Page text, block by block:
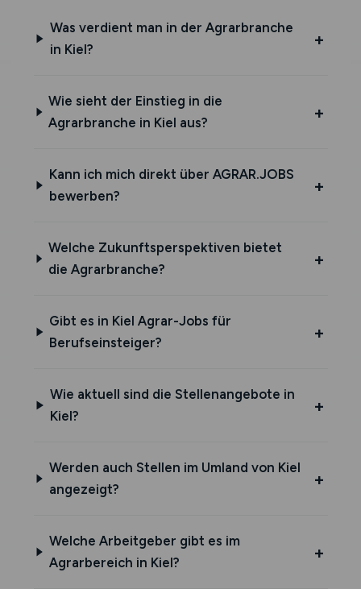
Was verdient man in der Agrarbranche
in Kiel?
Wie sieht der Einstieg in die
Agrarbranche in Kiel aus?
Kann ich mich direkt über AGRAR.JOBS
bewerben?
Welche Zukunftsperspektiven bietet
die Agrarbranche?
Gibt es in Kiel Agrar-Jobs für
Berufseinsteiger?
Wie aktuell sind die Stellenangebote in
Kiel?
Werden auch Stellen im Umland von Kiel
angezeigt?
Welche Arbeitgeber gibt es im
Agrarbereich in Kiel?